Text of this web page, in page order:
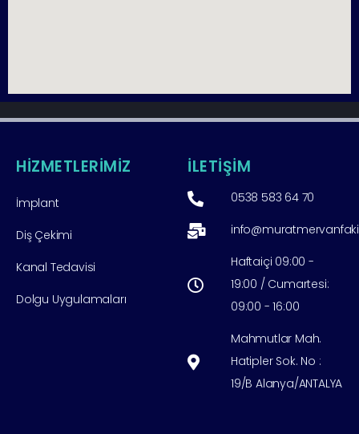
HİZMETLERİMİZ
İmplant
Diş Çekimi
Kanal Tedavisi
Dolgu Uygulamaları
İLETİŞİM
0538 583 64 70
Haftaiçi 09:00 -
19:00 / Cumartesi:
09:00 - 16:00
Mahmutlar Mah.
Hatipler Sok. No :
19/B Alanya/ANTALYA